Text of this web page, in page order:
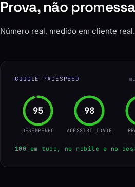
Prova, não
Número real, medido em cliente
GOOGLE PAGESPEED
96
DESEMPENHO
100
ACESSIBILIDADE
100 em tudo, no mobile e no